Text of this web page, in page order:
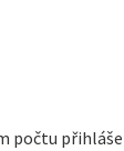
počtu